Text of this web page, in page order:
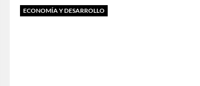
ECONOMÍA Y DESARROLLO